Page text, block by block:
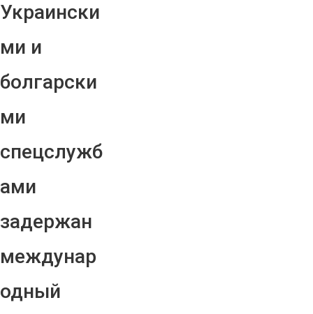
Украински
ми и
болгарски
ми
спецслужб
ами
задержан
междунар
одный